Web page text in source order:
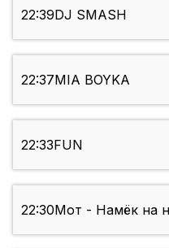
22:39DJ SMASH
22:37MIA BOYKA
22:33FUN
22:30Мот - Намёк на